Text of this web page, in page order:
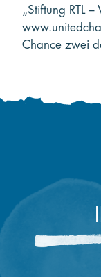
„Stiftung RTL
Chance zwei